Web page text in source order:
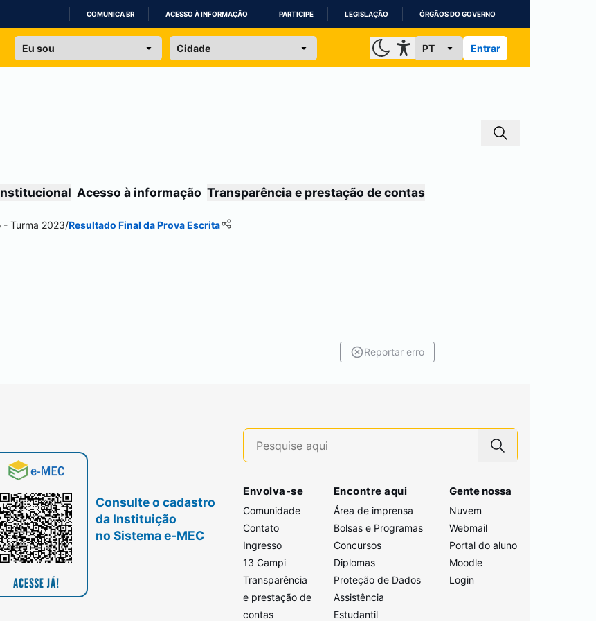
IR
COMUNICA BR ACESSO À INFORMAÇÃO PARTICIPE LEGISLAÇÃO ÓRGÃOS DO GOVERNO
Entrar
Acesso à informação Transparência e prestação de contas
- Turma 2023/Resultado Final da Prova Escrita
Reportar erro
Consulte o cadastro
da Instituição
no Sistema e-MEC
Envolva-se
Comunidade
Contato
Ingresso
13 Campi
Transparência
e prestação de
contas
Encontre aqui
Área de imprensa
Bolsas e Programas
Concursos
Diplomas
Proteção de Dados
Assistência
Estudantil
Gente nossa
Nuvem
Webmail
Portal do aluno
Moodle
Login